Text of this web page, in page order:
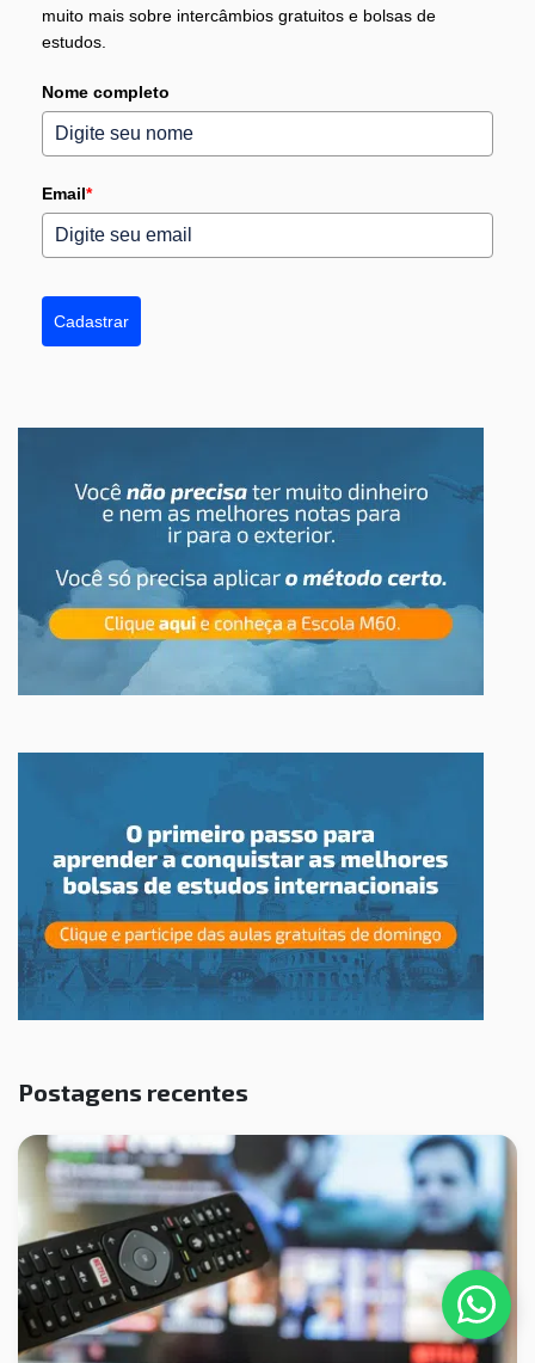
muito mais sobre intercâmbios gratuitos e bolsas de
estudos.
Nome completo
Email*
Cadastrar
Postagens recentes